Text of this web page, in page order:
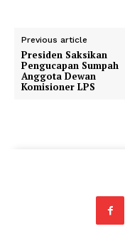
Previous article
Presiden Saksikan
Pengucapan Sumpah
Anggota Dewan
Komisioner LPS